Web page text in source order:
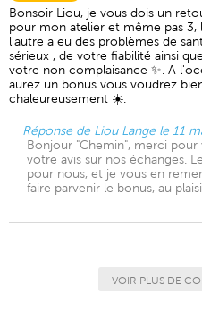
Bonsoir Liou, je vous dois un
pour mon atelier et même pas 3,
l'autre a eu des problèmes de
sérieux , de votre fiabilité ainsi
votre non complaisance ✨. A
aurez un bonus vous voudrez
chaleureusement ☀️.
Réponse de Liou Lange le 11
Bonjour "Chemin", merci
votre avis sur nos échanges.
pour nous, et je vous en
faire parvenir le bonus, au
VOIR PLUS DE